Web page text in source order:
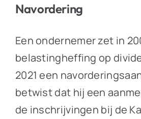
Navordering
Een ondernemer zet in
belastingheffing op
2021 een
betwist dat hij een
de inschrijvingen bij de